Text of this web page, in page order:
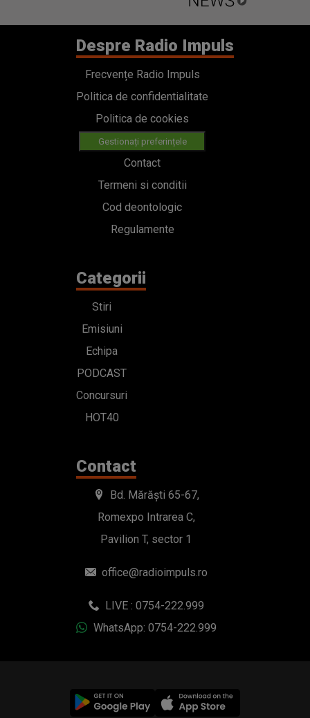
Despre Radio Impuls
Frecvențe Radio Impuls
Politica de confidentialitate
Politica de cookies
Gestionați preferințele
Contact
Termeni si conditii
Cod deontologic
Regulamente
Categorii
Stiri
Emisiuni
Echipa
PODCAST
Concursuri
HOT40
Contact
Bd. Mărăști 65-67,
Romexpo Intrarea C,
Pavilion T, sector 1
office@radioimpuls.ro
LIVE : 0754-222.999
WhatsApp: 0754-222.999